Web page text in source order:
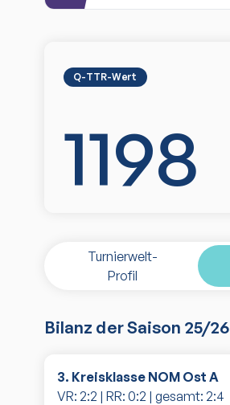
Q-TTR-Wert
1198
Turnierwelt-
Profil
Bilanz der Saison 25/26
3. Kreisklasse NOM Ost A
VR: 2:2 | RR: 0:2 | gesamt: 2:4